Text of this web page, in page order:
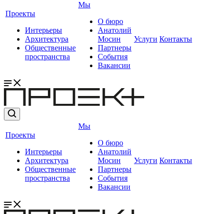
Проекты
Интерьеры
Архитектура
Общественные
пространства
Мы
О бюро
Анатолий
Мосин
Партнеры
События
Вакансии
Услуги Контакты
Проекты
Интерьеры
Архитектура
Общественные
пространства
Мы
О бюро
Анатолий
Мосин
Партнеры
События
Вакансии
Услуги Контакты